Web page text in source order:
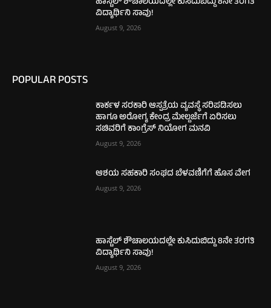
ವಿದ್ಯಾರ್ಥಿನಿ ಸಾವು!
August 9, 2026
POPULAR POSTS
ಕಾರ್ಕಳ ಸರಕಾರಿ ಆಸ್ಪತ್ರೆಯ ವ್ಯವಸ್ಥೆ ಸರಿಪಡಿಸಲು
ಹಾಗೂ ಅರೋಗ್ಯ ಕೇಂದ್ರ ಮೇಲ್ದರ್ಜೆಗೆ ಏರಿಸಲು
ಸಚಿವರಿಗೆ ಕಾಂಗ್ರೆಸ್ ನಿಯೋಗ ಮನವಿ
August 9, 2026
ಆಶಯ ಸಹಕಾರಿ ಸಂಘದ ಬೆಳವಣಿಗೆಗೆ ಹೊಸ ವೇಗ
August 9, 2026
ಹಾಸ್ಟೆಲ್ ಶೌಚಾಲಯದಲ್ಲೇ ಕುಸಿದುಬಿದ್ದು 8ನೇ ತರಗತಿ
ವಿದ್ಯಾರ್ಥಿನಿ ಸಾವು!
August 9, 2026